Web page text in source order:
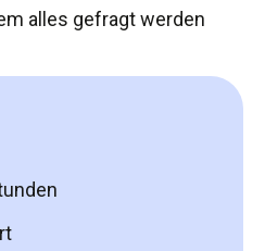
alles gefragt werden